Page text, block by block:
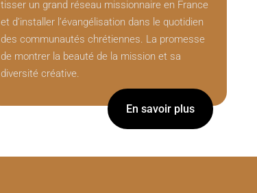
tisser un grand réseau missionnaire en France
et d’installer l’évangélisation dans le quotidien
des communautés chrétiennes. La promesse
de montrer la beauté de la mission et sa
diversité créative.
En savoir plus